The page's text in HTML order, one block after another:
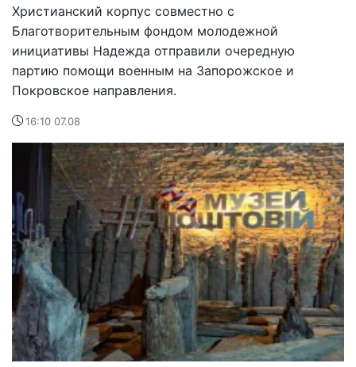
Христианский корпус совместно с
Благотворительным фондом молодежной
инициативы Надежда отправили очередную
партию помощи военным на Запорожское и
Покровское направления.
16:10 07.08